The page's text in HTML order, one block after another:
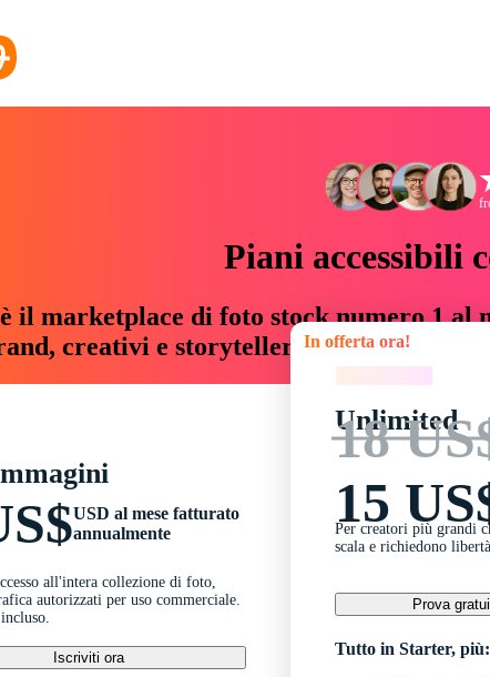
Piani accessibili
il marketplace di foto stock numero 1
creativi e storyteller risorse creative
USD al mese fatturato
annualmente
all'intera collezione di foto,
autorizzati per uso commerciale.
Iscriviti ora
In offerta ora!
Unlimited
18
15
Per creatori più grandi
scala e richiedono
Prova
Tutto in Starter, più: